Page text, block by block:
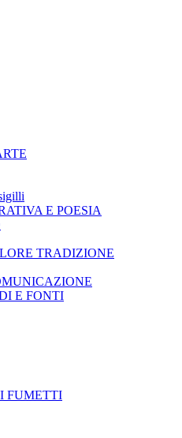
E POESIA
TRADIZIONE
E FONTI
FUMETTI